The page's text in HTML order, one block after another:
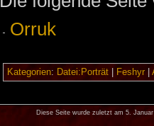
Orruk
Kategorien: Datei:Porträt| Feshyr|
Diese Seite wurde zuletzt am 5.